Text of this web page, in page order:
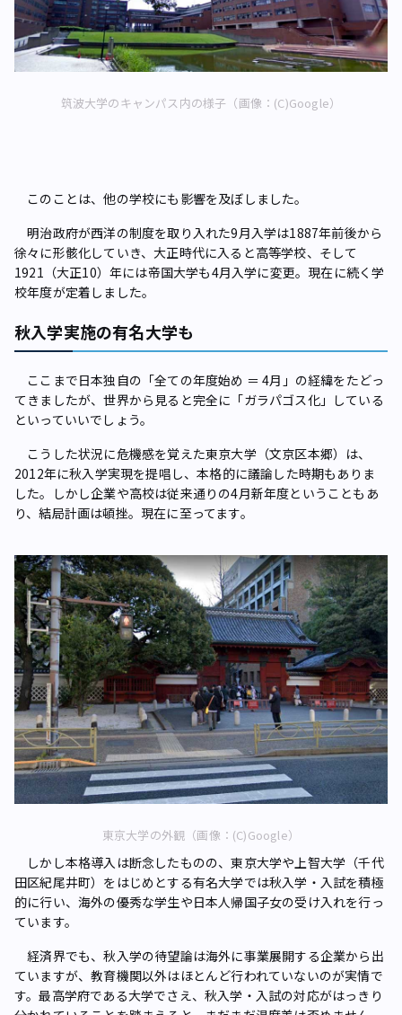
筑波大学のキャンパス内の様子（画像：(C)Google）
このことは、他の学校にも影響を及ぼしました。
明治政府が西洋の制度を取り入れた9月入学は1887年前後から
徐々に形骸化していき、大正時代に入ると高等学校、そして
1921（大正10）年には帝国大学も4月入学に変更。現在に続く学
校年度が定着しました。
秋入学実施の有名大学も
ここまで日本独自の「全ての年度始め ＝ 4月」の経緯をたどっ
てきましたが、世界から見ると完全に「ガラパゴス化」している
といっていいでしょう。
こうした状況に危機感を覚えた東京大学（文京区本郷）は、
2012年に秋入学実現を提唱し、本格的に議論した時期もありま
した。しかし企業や高校は従来通りの4月新年度ということもあ
り、結局計画は頓挫。現在に至ってます。
東京大学の外観（画像：(C)Google）
しかし本格導入は断念したものの、東京大学や上智大学（千代
田区紀尾井町）をはじめとする有名大学では秋入学・入試を積極
的に行い、海外の優秀な学生や日本人帰国子女の受け入れを行っ
ています。
経済界でも、秋入学の待望論は海外に事業展開する企業から出
ていますが、教育機関以外はほとんど行われていないのが実情で
す。最高学府である大学でさえ、秋入学・入試の対応がはっきり